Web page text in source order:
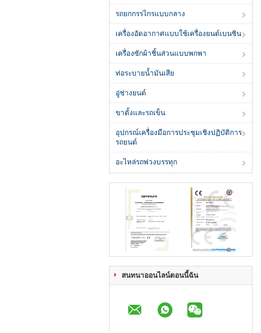
รถยกกรรไกรแบบกลาง
เครื่องอัดอากาศแบบใช้เครื่องยนต์เบนซิน
เครื่องซักผ้าชิ้นส่วนแบบพกพา
ท่อระบายน้ำมันเสีย
อู่ช่างยนต์
ขาตั้งและรถเข็น
อุปกรณ์เครื่องมือการประชุมเชิงปฏิบัติการ
รถยนต์
อะไหล่รถพ่วงบรรทุก
สนทนาออนไลน์ตอนนี้ฉัน